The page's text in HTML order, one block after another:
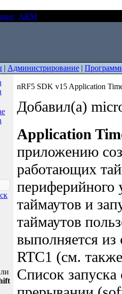
ARM
| Администрирование |
nRF5 SDK v15 Application
Добавил(а)
Application
приложению
работающих
периферийного
таймаутов и
таймаутов
выполняется
RTC1 (см.
Список